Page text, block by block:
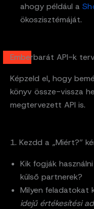
ahogy például a
ökoszisztémáját.
Emberbarát API-k
Képzeld el, hogy
könyv össze-vissza
megtervezett API is.
1. Kezdd a „Miért?”
Kik fogják
külső partnerek?
Milyen feladatokat
idejű értékesítési